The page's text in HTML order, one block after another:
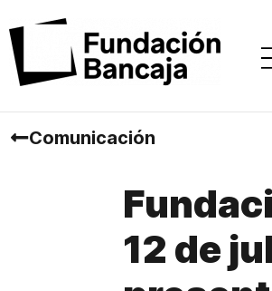
Comunicación
12 de